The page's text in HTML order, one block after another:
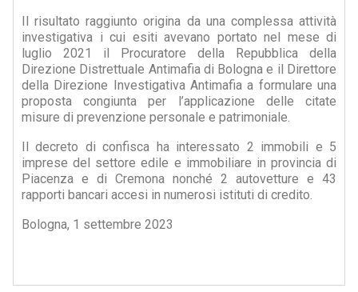
Il risultato raggiunto origina da una complessa attività
investigativa i cui esiti avevano portato nel mese di
luglio 2021 il Procuratore della Repubblica della
Direzione Distrettuale Antimafia di Bologna e il Direttore
della Direzione Investigativa Antimafia a formulare una
proposta congiunta per l’applicazione delle citate
misure di prevenzione personale e patrimoniale.
Il decreto di confisca ha interessato 2 immobili e 5
imprese del settore edile e immobiliare in provincia di
Piacenza e di Cremona nonché 2 autovetture e 43
rapporti bancari accesi in numerosi istituti di credito.
Bologna, 1 settembre 2023